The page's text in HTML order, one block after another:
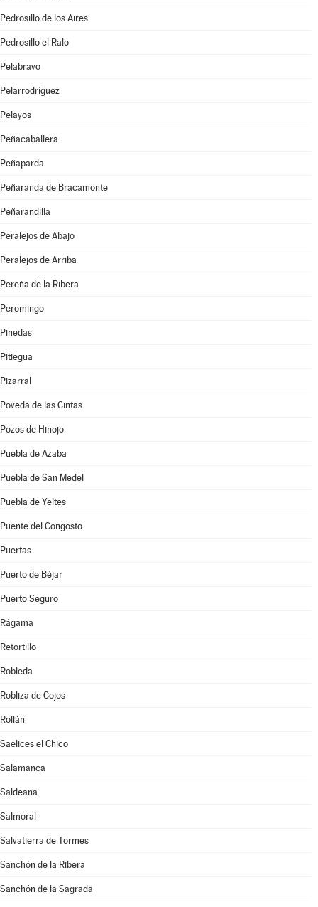
Pedrosillo de los Aires
Pedrosillo el Ralo
Pelabravo
Pelarrodríguez
Pelayos
Peñacaballera
Peñaparda
Peñaranda de Bracamonte
Peñarandilla
Peralejos de Abajo
Peralejos de Arriba
Pereña de la Ribera
Peromingo
Pinedas
Pitiegua
Pizarral
Poveda de las Cintas
Pozos de Hinojo
Puebla de Azaba
Puebla de San Medel
Puebla de Yeltes
Puente del Congosto
Puertas
Puerto de Béjar
Puerto Seguro
Rágama
Retortillo
Robleda
Robliza de Cojos
Rollán
Saelices el Chico
Salamanca
Saldeana
Salmoral
Salvatierra de Tormes
Sanchón de la Ribera
Sanchón de la Sagrada